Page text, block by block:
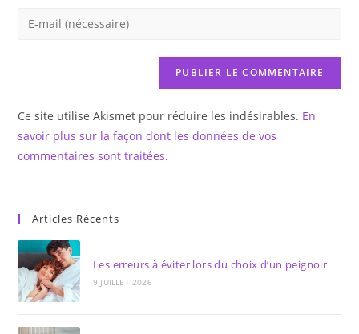
Enter
comment
Ce site utilise Akismet pour réduire les indésirables. En
savoir plus sur la façon dont les données de vos
commentaires sont traitées.
Articles Récents
Les erreurs à éviter lors du choix d’un peignoir
9 JUILLET 2026